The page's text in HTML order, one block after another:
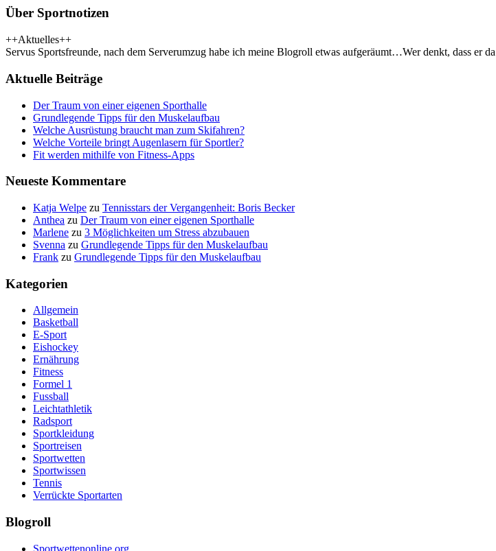
Über Sportnotizen
++Aktuelles++
Servus Sportsfreunde, nach dem Serverumzug habe ich meine Blogroll etwas aufgeräumt…Wer denkt, dass er
Aktuelle Beiträge
Der Traum von einer eigenen Sporthalle
Grundlegende Tipps für den Muskelaufbau
Welche Ausrüstung braucht man zum Skifahren?
Welche Vorteile bringt Augenlasern für Sportler?
Fit werden mithilfe von Fitness-Apps
Neueste Kommentare
Katja Welpe zu Tennisstars der Vergangenheit: Boris Becker
Anthea zu Der Traum von einer eigenen Sporthalle
Marlene zu 3 Möglichkeiten um Stress abzubauen
Svenna zu Grundlegende Tipps für den Muskelaufbau
Frank zu Grundlegende Tipps für den Muskelaufbau
Kategorien
Allgemein
Basketball
E-Sport
Eishockey
Ernährung
Fitness
Formel 1
Fussball
Leichtathletik
Radsport
Sportkleidung
Sportreisen
Sportwetten
Sportwissen
Tennis
Verrückte Sportarten
Blogroll
Sportwettenonline.org